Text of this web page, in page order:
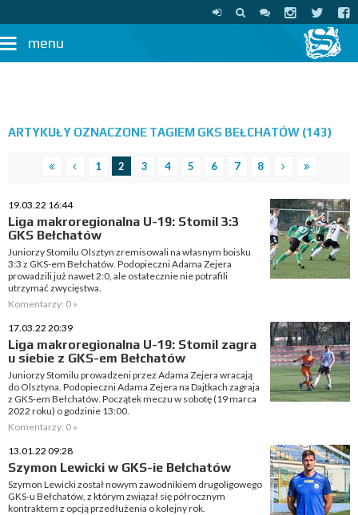
menu
ARTYKUŁY OZNACZONE TAGIEM GKS BEŁCHATÓW (143)
1 2 3 4 5 6 7 8
19.03.22 16:44
Liga makroregionalna U-19: Stomil 3:3
GKS Bełchatów
Juniorzy Stomilu Olsztyn zremisowali na własnym boisku
3:3 z GKS-em Bełchatów. Podopieczni Adama Zejera
prowadzili już nawet 2:0, ale ostatecznie nie potrafili
utrzymać zwycięstwa.
Komentarzy: 0 »
17.03.22 20:39
Liga makroregionalna U-19: Stomil zagra
u siebie z GKS-em Bełchatów
Juniorzy Stomilu prowadzeni przez Adama Zejera wracają
do Olsztyna. Podopieczni Adama Zejera na Dajtkach zagraja
z GKS-em Bełchatów. Początek meczu w sobotę (19 marca
2022 roku) o godzinie 13:00.
Komentarzy: 0 »
13.01.22 09:28
Szymon Lewicki w GKS-ie Bełchatów
Szymon Lewicki został nowym zawodnikiem drugoligowego
GKS-u Bełchatów, z którym związał się półrocznym
kontraktem z opcją przedłużenia o kolejny rok.